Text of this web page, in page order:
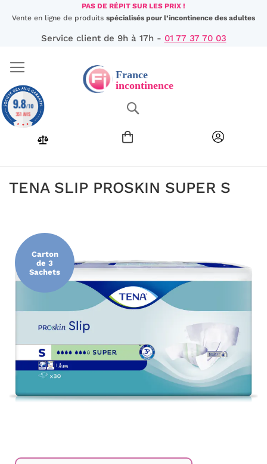
Aller
au
PAS DE RÉPIT SUR LES PRIX !
Vente en ligne de produits spécialisés pour l’incontinence des adultes
Service client de 9h à 17h - 01 77 37 70 03
TENA SLIP PROSKIN SUPER S
fin
de
galerie
Carton
de 3
Sachets
9.8/10
351 AVIS